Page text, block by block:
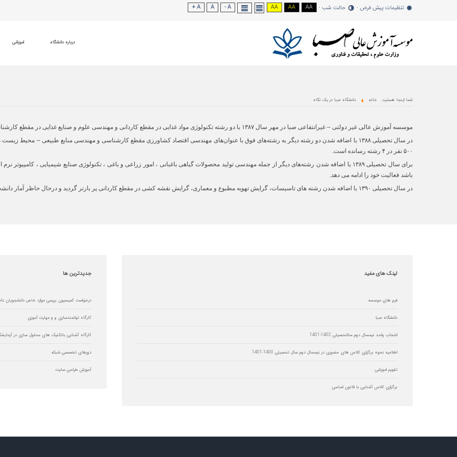
تنظیمات پیش فرض حالت شب AA
AA
AA
A -
A
A +
درباره دانشگاه اموزشی
شما اینجا هستید: خانه دانشگاه صبا در یک نگاه
موسسه آموزش عالی غیر دولتی – غیرانتفاعی صبا در مهر سال ۱۳۸۷ با دو رشته تکنولوژی مواد غذایی در مقطع کاردانی و مهندسی علوم و صنایع غذایی در مقطع کارشناسی ناپیوسته با تعداد ۱۸۰ نفر دانشجو فعالیت خود را آغاز نموده است.
۵۰۰ نفر در ۴ رشته رسانده است.
برای سال تحصیلی ۱۳۸۹ با اضافه شدن رشته‌های دیگر از جمله مهندسی تولید محصولات گیاهی باغبانی ، امور زراعی و باغی ، تکنولوژی صنایع شیمیایی ،
باشد فعالیت خود را ادامه می دهد.
در سال تحصیلی ۱۳۹۰ با اضافه شدن رشته های تاسیسات، گرایش تهویه مطبوع و معماری، گرایش نقشه کشی در مقطع کاردانی پر بارتر گردید و درحال حاظر آمار دانشجویی خود را به ۱۳۰۰ نفر رسانده است.
لینکهای مفید
فرم های موسسه
دانشگاه صبا
انتخاب واحد نیمسال دوم سالتحصیلی 1402-1401
اطلاعیه نحوه برگزاری کلاس های حضوری در نیمسال دوم سال تحصیلی 1400-1401
تقویم اموزشی
برگزاری کلاس آشنایی با قانون اساسی
جدیدترینها
درخواست کمیسیون بررسی موارد خاص دانشجویان
کارگاه توانمندسازی و و مهارت آموزی
کارگاه آشنایی باتکنیک های محلول سازی در
دورهای تخصصی شبکه
آموزش طراحی سایت